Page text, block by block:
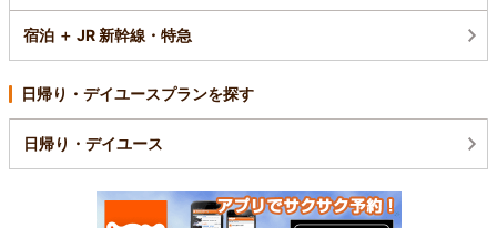
宿泊 ＋ JR 新幹線・特急
日帰り・デイユースプランを探す
日帰り・デイユース